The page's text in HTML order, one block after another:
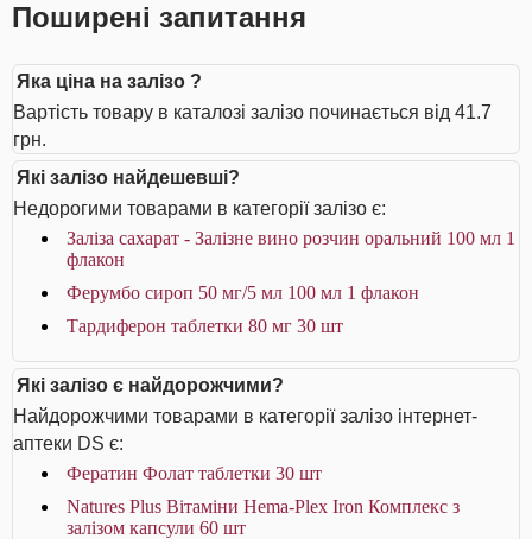
Поширені запитання
Яка ціна на залізо ?
Вартість товару в каталозі залізо починається від 41.7
грн.
Які залізо найдешевші?
Недорогими товарами в категорії залізо є:
Заліза сахарат - Залізне вино розчин оральний 100 мл 1
флакон
Ферумбо сироп 50 мг/5 мл 100 мл 1 флакон
Тардиферон таблетки 80 мг 30 шт
Які залізо є найдорожчими?
Найдорожчими товарами в категорії залізо інтернет-
аптеки DS є:
Фератин Фолат таблетки 30 шт
Natures Plus Вітаміни Hema-Plex Iron Комплекс з
залізом капсули 60 шт